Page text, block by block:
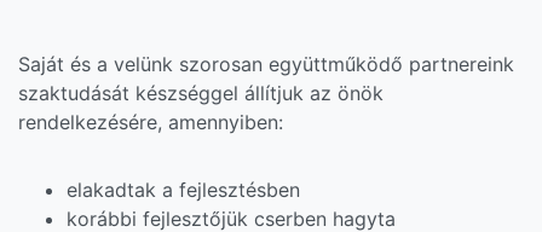
Saját és a velünk szorosan együttműködő partnereink
szaktudását készséggel állítjuk az önök
rendelkezésére, amennyiben:
elakadtak a fejlesztésben
korábbi fejlesztőjük cserben hagyta